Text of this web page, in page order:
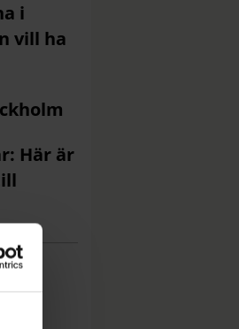
i
vill ha
Här är